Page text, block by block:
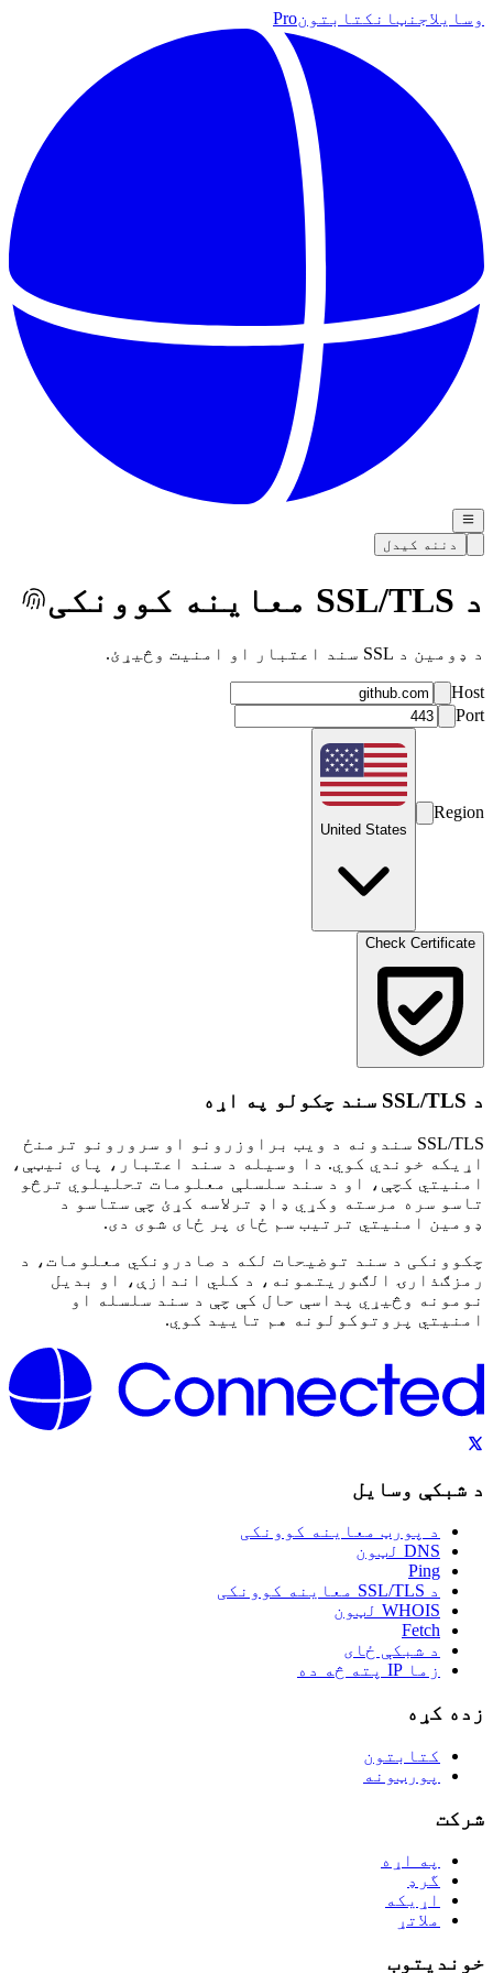
وسایلاجنټان کتابتونPro
دننه کیدل
د SSL/TLS معاینه کوونکی
د ډومین د SSL سند اعتبار او امنیت وڅیړئ.
Host
Port
Region
United States
Check Certificate
د SSL/TLS سند چکولو په اړه
SSL/TLS سندونه د ویب براوزرونو او سرورونو ترمنځ
اړیکه خوندي کوي. دا وسیله د سند اعتبار، پای نیټې،
امنیتي کچې، او د سند سلسلې معلومات تحلیلوي ترڅو
تاسو سره مرسته وکړي ډاډ ترلاسه کړئ چې ستاسو د
ډومین امنیتي ترتیب سم ځای پر ځای شوی دی.
چکوونکی د سند توضیحات لکه د صادرونکي معلومات، د
رمزګذارۍ الګوریتمونه، د کلي اندازې، او بدیل
نومونه وڅیړي پداسې حال کې چې د سند سلسله او
امنیتي پروتوکولونه هم تایید کوي.
د شبکې وسایل
د پورټ معاینه کوونکی
DNS لټون
Ping
د SSL/TLS معاینه کوونکی
WHOIS لټون
Fetch
د شبکې ځای
زما IP پته څه ده
زده کړه
کتابتون
پورټونه
شرکت
په اړه
گرډ
اړیکه
ملاتړ
خوندیتوب